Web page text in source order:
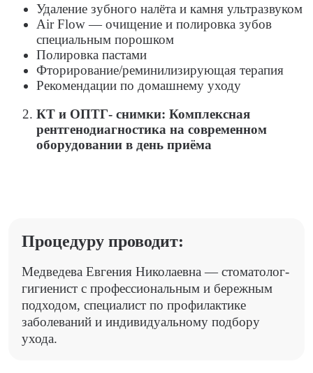
Удаление зубного налёта и камня ультразвуком
Air Flow — очищение и полировка зубов
специальным порошком
Полировка пастами
Фторирование/реминилизирующая терапия
Рекомендации по домашнему уходу
КТ и ОПТГ- снимки: Комплексная
рентгенодиагностика на современном
оборудовании в день приёма
Процедуру проводит:
Медведева Евгения Николаевна — cтоматолог-
гигиенист с профессиональным и бережным
подходом, специалист по профилактике
заболеваний и индивидуальному подбору
ухода.